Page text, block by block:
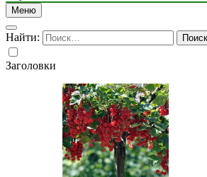
Меню
Найти:
Заголовки